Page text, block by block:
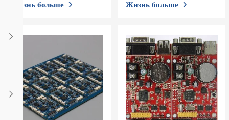
Жизнь больше Жизнь больше